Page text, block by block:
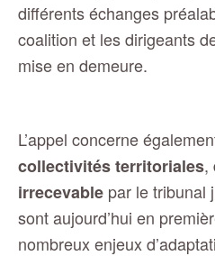
différents échanges
coalition et les dirigeants
mise en demeure.
L’appel concerne
collectivités territoriales,
irrecevable par le tribunal
sont aujourd’hui en
nombreux enjeux